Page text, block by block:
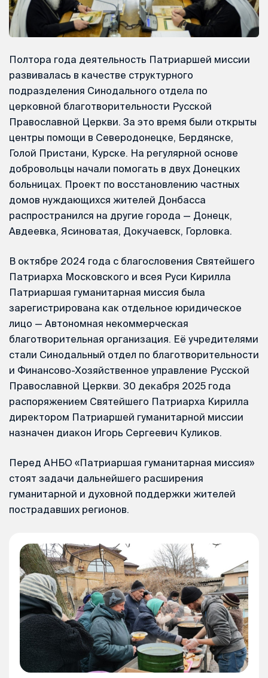
Полтора года деятельность Патриаршей миссии
развивалась в качестве структурного
подразделения Синодального отдела по
церковной благотворительности Русской
Православной Церкви. За это время были открыты
центры помощи в Северодонецке, Бердянске,
Голой Пристани, Курске. На регулярной основе
добровольцы начали помогать в двух Донецких
больницах. Проект по восстановлению частных
домов нуждающихся жителей Донбасса
распространился на другие города — Донецк,
Авдеевка, Ясиноватая, Докучаевск, Горловка.
В октябре 2024 года с благословения Святейшего
Патриарха Московского и всея Руси Кирилла
Патриаршая гуманитарная миссия была
зарегистрирована как отдельное юридическое
лицо — Автономная некоммерческая
благотворительная организация. Её учредителями
стали Синодальный отдел по благотворительности
и Финансово-Хозяйственное управление Русской
Православной Церкви. 30 декабря 2025 года
распоряжением Святейшего Патриарха Кирилла
директором Патриаршей гуманитарной миссии
назначен диакон Игорь Сергеевич Куликов.
Перед АНБО «Патриаршая гуманитарная миссия»
стоят задачи дальнейшего расширения
гуманитарной и духовной поддержки жителей
пострадавших регионов.